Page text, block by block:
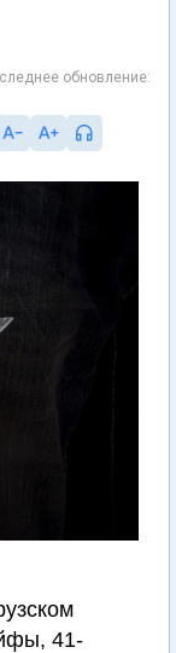
обновление:
41-